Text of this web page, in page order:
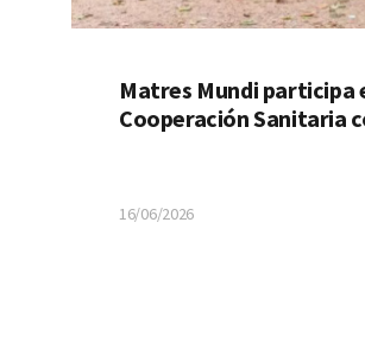
Matres Mundi participa
Cooperación Sanitaria
16/06/2026